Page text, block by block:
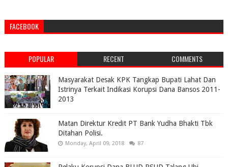
FACEBOOK
POPULAR RECENT COMMENTS
Masyarakat Desak KPK Tangkap Bupati Lahat Dan
Istrinya Terkait Indikasi Korupsi Dana Bansos 2011-
2013
Matan Direktur Kredit PT Bank Yudha Bhakti Tbk
Ditahan Polisi.
Monday, April 09, 2018 87